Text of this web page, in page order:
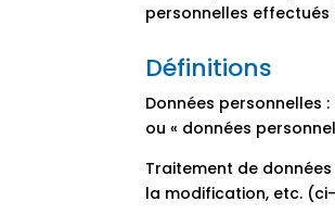
personnelles
Définitions
Données personnelles
ou « données
Traitement de
la modification, etc.